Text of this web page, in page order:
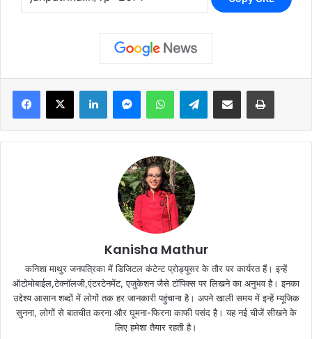
Facebook
X LinkedInMessengerWhatsAppTelegramShare via Email Print
Kanisha Mathur
कनिशा माथुर जनपत्रिका में डिजिटल कंटेन्ट प्रोड्यूसर के तौर पर कार्यरत हैं। इन्हें
ऑटोमोबाईल,टेक्नॉलजी,एंटरटेनमेंट, एजुकेशन जैसे टॉपिक्स पर लिखने का अनुभव है। इनका
उद्देश्य आसान शब्दों में लोगों तक हर जानकारी पहुंचाना है। अपने खाली समय में इन्हें म्यूजिक
सुनना, लोगों से बातचीत करना और घूमना-फिरना काफी पसंद है। यह नई चीजें सीखने के
लिए हमेशा तैयार रहती है।